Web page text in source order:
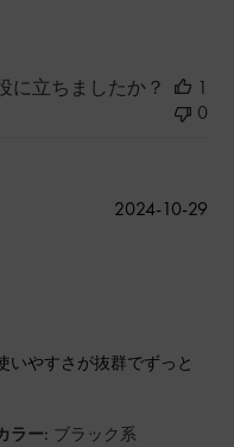
に立ちましたか？
1
0
いやすさが抜群でずっと
ラー: ブラック系
公
2024-10-29